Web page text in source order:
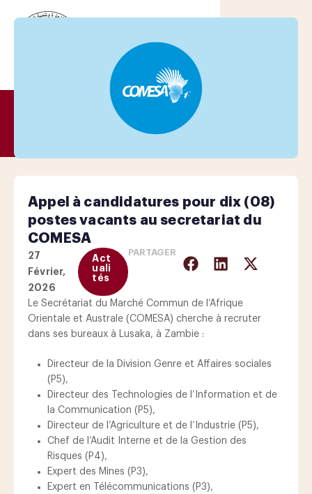
Appel à candidatures pour dix (08)
postes vacants au secretariat du
COMESA
27
Février,
2026
Act
uali
tés
PARTAGER
Le Secrétariat du Marché Commun de l’Afrique
Orientale et Australe (COMESA) cherche à recruter
dans ses bureaux à Lusaka, à Zambie :
Directeur de la Division Genre et Affaires sociales
(P5),
Directeur des Technologies de l’Information et de
la Communication (P5),
Directeur de l’Agriculture et de l’Industrie (P5),
Chef de l’Audit Interne et de la Gestion des
Risques (P4),
Expert des Mines (P3),
Expert en Télécommunications (P3),